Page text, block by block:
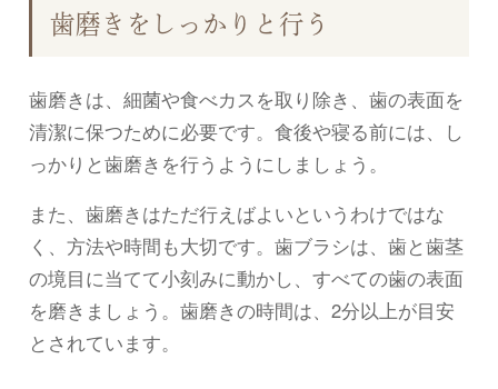
歯磨きをしっかりと行う
歯磨きは、細菌や食べカスを取り除き、歯の表面を
清潔に保つために必要です。食後や寝る前には、し
っかりと歯磨きを行うようにしましょう。
また、歯磨きはただ行えばよいというわけではな
く、方法や時間も大切です。歯ブラシは、歯と歯茎
の境目に当てて小刻みに動かし、すべての歯の表面
を磨きましょう。歯磨きの時間は、2分以上が目安
とされています。